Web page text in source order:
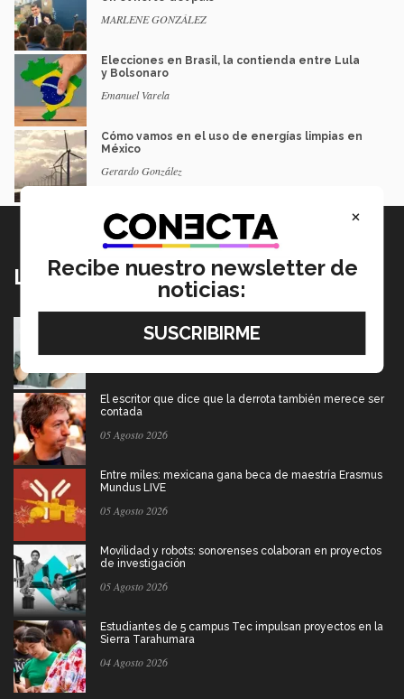
MARLENE GONZÁLEZ
Elecciones en Brasil, la contienda entre Lula
y Bolsonaro
Emanuel Varela
Cómo vamos en el uso de energías limpias en
México
Gerardo González
Lo más nuevo
hispanohablantes con afasia
05 Agosto 2026
El escritor que dice que la derrota también merece ser
contada
05 Agosto 2026
Entre miles: mexicana gana beca de maestría Erasmus
Mundus LIVE
05 Agosto 2026
Movilidad y robots: sonorenses colaboran en proyectos
de investigación
05 Agosto 2026
Estudiantes de 5 campus Tec impulsan proyectos en la
Sierra Tarahumara
04 Agosto 2026
×
Recibe nuestro newsletter de
noticias: